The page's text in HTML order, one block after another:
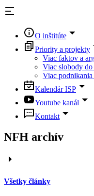
O inštitúte
Priority a projekty
Viac faktov a
Viac slobody
Viac
Kalendár ISP
Youtube kanál
Kontakt
NFH archív
Všetky články